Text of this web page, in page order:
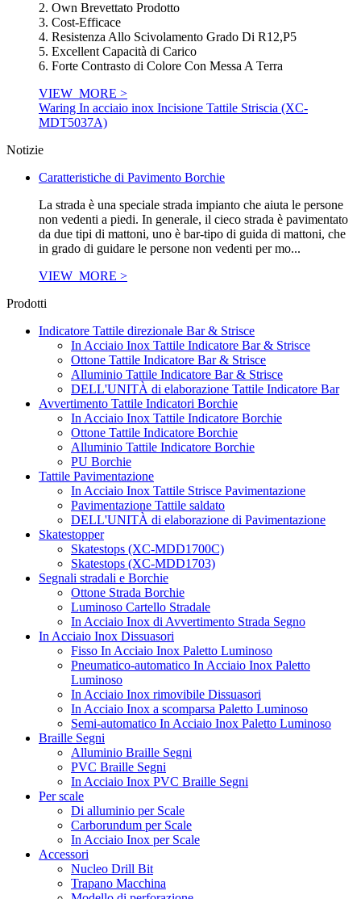
2. Own Brevettato Prodotto
3. Cost-Efficace
4. Resistenza Allo Scivolamento Grado Di R12,P5
5. Excellent Capacità di Carico
6. Forte Contrasto di Colore Con Messa A Terra
VIEW_MORE >
Waring In acciaio inox Incisione Tattile Striscia (XC-
MDT5037A)
Notizie
Caratteristiche di Pavimento Borchie
La strada è una speciale strada impianto che aiuta le persone
non vedenti a piedi. In generale, il cieco strada è pavimentato
da due tipi di mattoni, uno è bar-tipo di guida di mattoni, che
in grado di guidare le persone non vedenti per mo...
VIEW_MORE >
Prodotti
Indicatore Tattile direzionale Bar & Strisce
In Acciaio Inox Tattile Indicatore Bar & Strisce
Ottone Tattile Indicatore Bar & Strisce
Alluminio Tattile Indicatore Bar & Strisce
DELL'UNITÀ di elaborazione Tattile Indicatore Bar
Avvertimento Tattile Indicatori Borchie
In Acciaio Inox Tattile Indicatore Borchie
Ottone Tattile Indicatore Borchie
Alluminio Tattile Indicatore Borchie
PU Borchie
Tattile Pavimentazione
In Acciaio Inox Tattile Strisce Pavimentazione
Pavimentazione Tattile saldato
DELL'UNITÀ di elaborazione di Pavimentazione
Skatestopper
Skatestops (XC-MDD1700C)
Skatestops (XC-MDD1703)
Segnali stradali e Borchie
Ottone Strada Borchie
Luminoso Cartello Stradale
In Acciaio Inox di Avvertimento Strada Segno
In Acciaio Inox Dissuasori
Fisso In Acciaio Inox Paletto Luminoso
Pneumatico-automatico In Acciaio Inox Paletto
Luminoso
In Acciaio Inox rimovibile Dissuasori
In Acciaio Inox a scomparsa Paletto Luminoso
Semi-automatico In Acciaio Inox Paletto Luminoso
Braille Segni
Alluminio Braille Segni
PVC Braille Segni
In Acciaio Inox PVC Braille Segni
Per scale
Di alluminio per Scale
Carborundum per Scale
In Acciaio Inox per Scale
Accessori
Nucleo Drill Bit
Trapano Macchina